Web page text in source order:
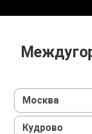
Москва
Кудрово